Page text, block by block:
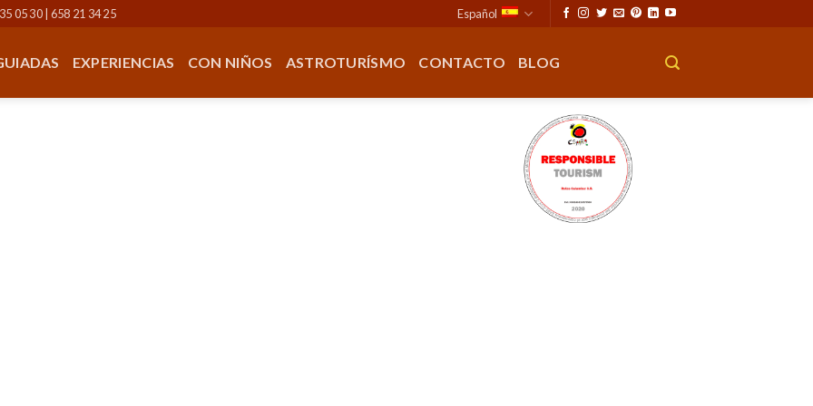
05 30 | 658 21 34 25 Español
EXPERIENCIAS CON NIÑOS ASTROTURÍSMO CONTACTO BLOG